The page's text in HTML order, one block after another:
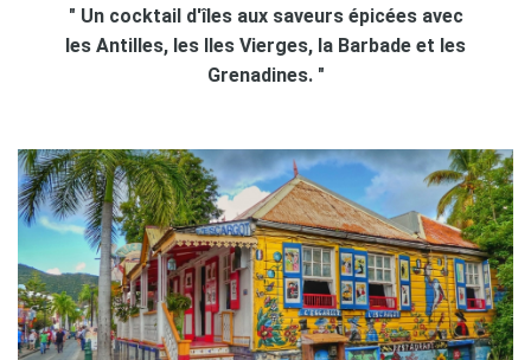
" Un cocktail d'îles aux saveurs épicées avec
les Antilles, les Iles Vierges, la Barbade et les
Grenadines. "